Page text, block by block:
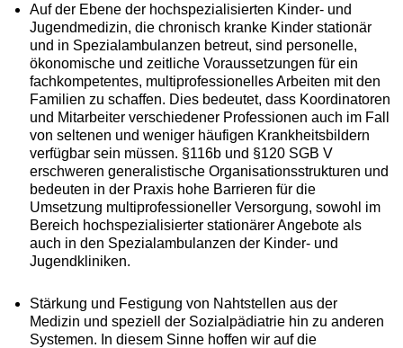
Auf der Ebene der hochspezialisierten Kinder- und
Jugendmedizin, die chronisch kranke Kinder stationär
und in Spezialambulanzen betreut, sind personelle,
ökonomische und zeitliche Voraussetzungen für ein
fachkompetentes, multiprofessionelles Arbeiten mit den
Familien zu schaffen. Dies bedeutet, dass Koordinatoren
und Mitarbeiter verschiedener Professionen auch im Fall
von seltenen und weniger häufigen Krankheitsbildern
verfügbar sein müssen. §116b und §120 SGB V
erschweren generalistische Organisationsstrukturen und
bedeuten in der Praxis hohe Barrieren für die
Umsetzung multiprofessioneller Versorgung, sowohl im
Bereich hochspezialisierter stationärer Angebote als
auch in den Spezialambulanzen der Kinder- und
Jugendkliniken.
Stärkung und Festigung von Nahtstellen aus der
Medizin und speziell der Sozialpädiatrie hin zu anderen
Systemen. In diesem Sinne hoffen wir auf die